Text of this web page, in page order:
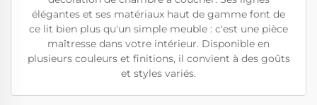
élégantes et ses matériaux haut de gamme font de
ce lit bien plus qu'un simple meuble : c'est une pièce
maîtresse dans votre intérieur. Disponible en
plusieurs couleurs et finitions, il convient à des goûts
et styles variés.